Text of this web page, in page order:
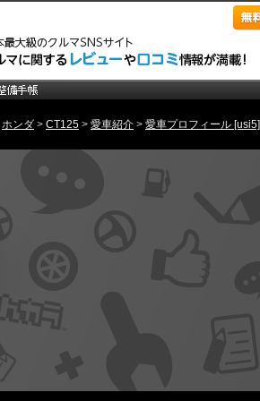
ホンダ > CT125 > 愛車紹介 > 愛車プロフィール [usi5]